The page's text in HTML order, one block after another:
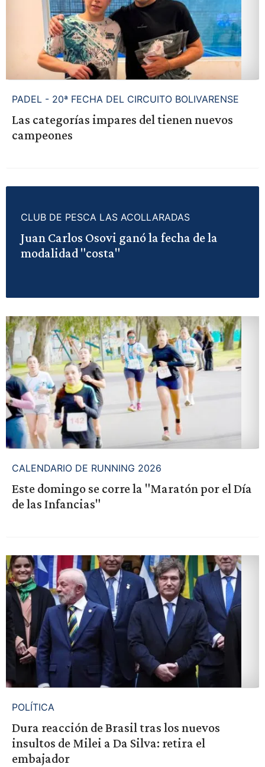
PADEL - 20ª FECHA DEL CIRCUITO BOLIVARENSE
Las categorías impares del tienen nuevos
campeones
CLUB DE PESCA LAS ACOLLARADAS
Juan Carlos Osovi ganó la fecha de la
modalidad "costa"
CALENDARIO DE RUNNING 2026
Este domingo se corre la "Maratón por el Día
de las Infancias"
POLÍTICA
Dura reacción de Brasil tras los nuevos
insultos de Milei a Da Silva: retira el
embajador